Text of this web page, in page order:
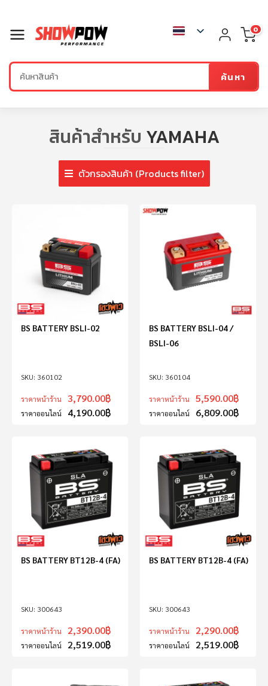
ค้นหา
0
สินค้าสำหรับ YAMAHA
ตัวกรองสินค้า (Products filter)
360102
BS BATTERY BSLI-02
ราคาหน้าร้าน 3,790.00฿
ราคาออนไลน์ 4,190.00฿
360104
BS BATTERY BSLI-04 /
BSLI-06
ราคาหน้าร้าน 5,590.00฿
ราคาออนไลน์ 6,809.00฿
300643
BS BATTERY BT12B-4 (FA)
ราคาหน้าร้าน 2,390.00฿
ราคาออนไลน์ 2,519.00฿
300643
BS BATTERY BT12B-4 (FA)
ราคาหน้าร้าน 2,290.00฿
ราคาออนไลน์ 2,519.00฿